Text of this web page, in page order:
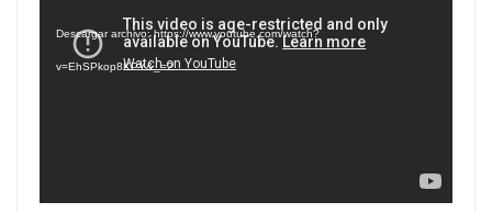
vídeo
Descargar archivo: https://www.youtube.com/watch?
v=EhSPkop8KPY&_=2